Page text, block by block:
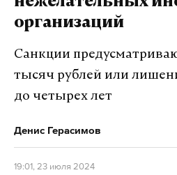
Писатель подчеркнул, что с
Беркович и Петрийчук
наказание за поставленную
«Там правильные вопросы
моих товарищей, что в
организаций
Санкции
тысяч рублей или
до четырех лет
Денис Герасимов
19:01, 23 июля 2024